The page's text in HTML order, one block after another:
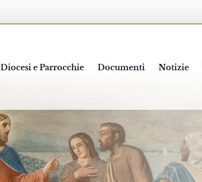
Diocesi e Parrocchie Documenti Notizie